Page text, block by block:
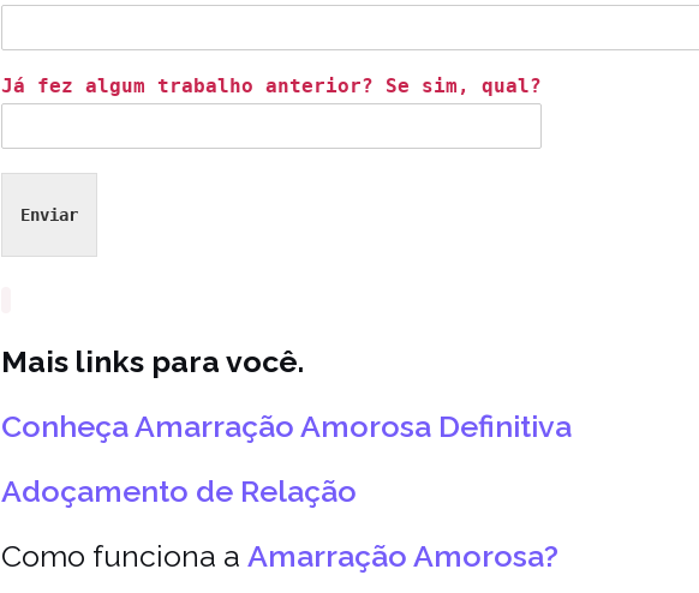
Já fez algum trabalho anterior? Se sim, qual?
Enviar
Mais links para você.
Conheça Amarração Amorosa Definitiva
Adoçamento de Relação
Como funciona a Amarração Amorosa?